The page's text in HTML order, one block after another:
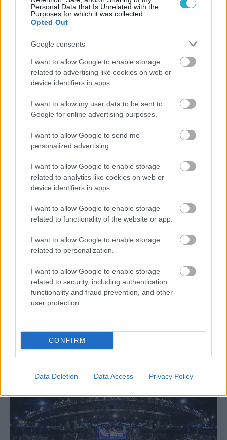
Personal Data that Is Unrelated with the
Purposes for which it was collected.
Opted Out
Google consents
I want to allow Google to enable storage
related to advertising like cookies on web or
device identifiers in apps.
I want to allow my user data to be sent to
Google for online advertising purposes.
I want to allow Google to send me
personalized advertising.
I want to allow Google to enable storage
related to analytics like cookies on web or
device identifiers in apps.
I want to allow Google to enable storage
related to functionality of the website or app.
I want to allow Google to enable storage
related to personalization.
I want to allow Google to enable storage
related to security, including authentication
functionality and fraud prevention, and other
user protection.
CONFIRM
Data Deletion Data Access Privacy Policy
ΔΙΟΙΚΗΤΙΚΑ ΝΕΑ
15/06/2026
Μια νέα γενιά στατιστικολόγων για το ελληνικό
βόλεϊ
Ένα όραμα πήρε σάρκα και οστά, όραμα του αείμνηστου
ΔΙΟΙΚΗΤΙΚΑ ΝΕΑ
03/06/2026
«Φτωχότερο» το ελληνικό βόλεϊ από την απώλεια
Μετά την πρόσφατη τεράστια απώλεια του Γιώργου
Σαμαρά, η οικογένεια του ελληνικού βόλεϊ είναι εδώ και
λίγες ώρες ακόμη πιο φτωχή… Ο θάνατος της Ελένης...